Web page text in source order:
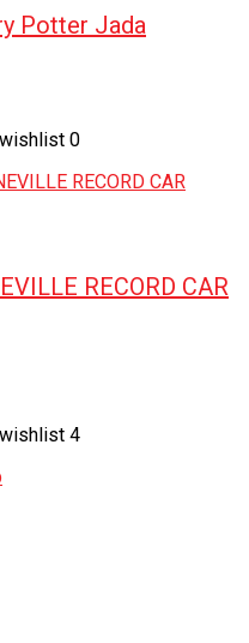
Potter Jada
0
RECORD CAR
4